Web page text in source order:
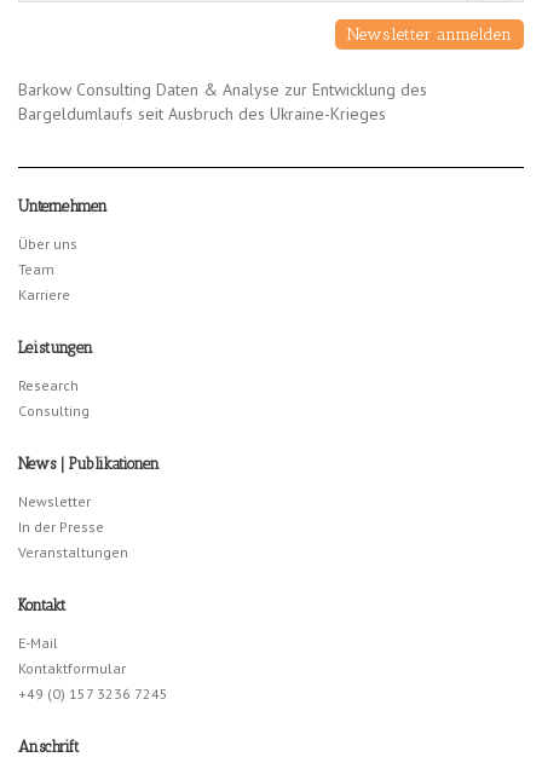
Newsletter anmelden
Barkow Consulting Daten & Analyse zur Entwicklung des
Bargeldumlaufs seit Ausbruch des Ukraine-Krieges
Unternehmen
Über uns
Team
Karriere
Leistungen
Research
Consulting
News | Publikationen
Newsletter
In der Presse
Veranstaltungen
Kontakt
E-Mail
Kontaktformular
+49 (0) 157 3236 7245
Anschrift